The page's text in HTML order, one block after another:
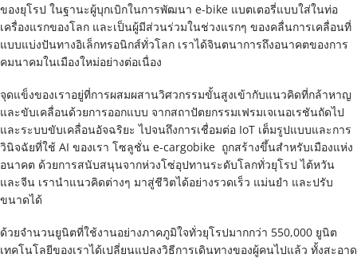
ของยุโรป ในฐานะผู้บุกเบิกในการพัฒนา e-bike แบตเตอรี่แบบใส่ในท่อ
เครื่องแรกของโลก และเป็นผู้มีส่วนร่วมในช่วงแรกๆ ของคลื่นการเคลื่อนที่
แบบแบ่งปันทางอิเล็กทรอนิกส์ทั่วโลก เราได้จินตนาการถึงอนาคตของการ
คมนาคมในเมืองใหม่อย่างต่อเนื่อง
จุดแข็งของเราอยู่ที่การผสมผสานวิศวกรรมขั้นสูงเข้ากับแนวคิดที่กล้าหาญ
และขับเคลื่อนด้วยการออกแบบ จากสถาปัตยกรรมเฟรมเจเนอเรชันถัดไป
และระบบขับเคลื่อนอัจฉริยะ ไปจนถึงการเชื่อมต่อ IoT เต็มรูปแบบและการ
วินิจฉัยที่ใช้ AI ของเรา โซลูชั่น e-cargobike ถูกสร้างขึ้นสำหรับเมืองแห่ง
อนาคต ด้วยการสนับสนุนจากห่วงโซ่อุปทานระดับโลกทั่วยุโรป ไต้หวัน
และจีน เรานำแนวคิดต่างๆ มาสู่ชีวิตได้อย่างรวดเร็ว แม่นยำ และปรับ
ขนาดได้
ด้วยจำนวนยูนิตที่ใช้งานอย่างภาคภูมิใจทั่วยุโรปมากกว่า 550,000 ยูนิต
เทคโนโลยีของเราได้เปลี่ยนแปลงวิธีการเดินทางของผู้คนไปแล้ว ทั้งสะอาด